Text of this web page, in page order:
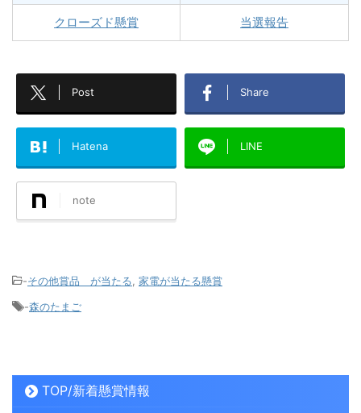
クローズド懸賞 当選報告
Post Share
Hatena LINE
note
-その他賞品 が当たる 家電が当たる懸賞
-森のたまご
TOP/新着懸賞情報